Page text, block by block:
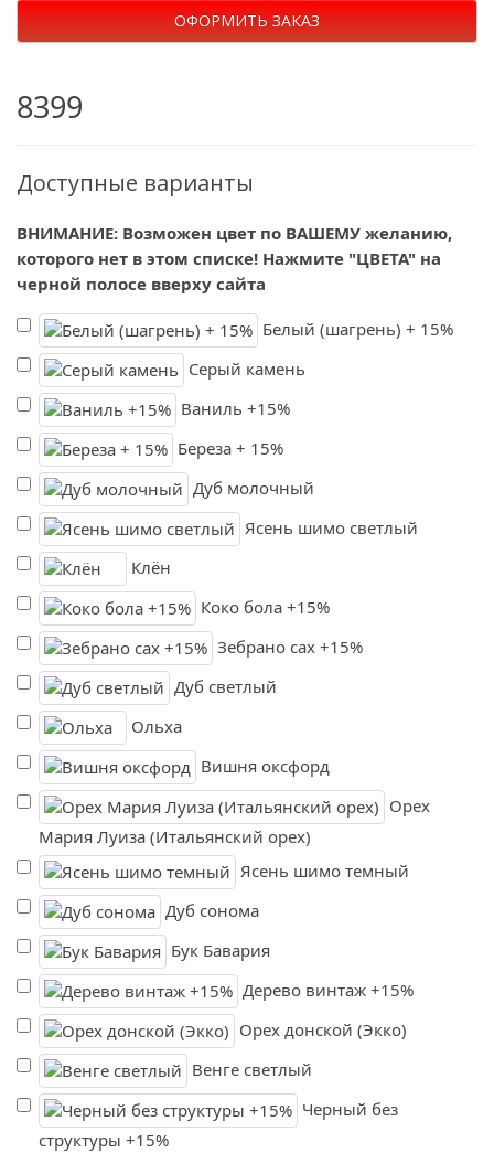
ОФОРМИТЬ ЗАКАЗ
8399
Доступные варианты
ВНИМАНИЕ: Возможен цвет по ВАШЕМУ желанию,
которого нет в этом списке! Нажмите "ЦВЕТА" на
черной полосе вверху сайта
Белый (шагрень) + 15%
Серый камень
Ваниль +15%
Береза + 15%
Дуб молочный
Ясень шимо светлый
Клён
Коко бола +15%
Зебрано сах +15%
Дуб светлый
Ольха
Вишня оксфорд
Орех
Мария Луиза (Итальянский орех)
Ясень шимо темный
Дуб сонома
Бук Бавария
Дерево винтаж +15%
Орех донской (Экко)
Венге светлый
Черный без
структуры +15%